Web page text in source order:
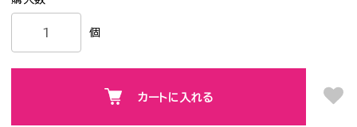
個
カートに入れる